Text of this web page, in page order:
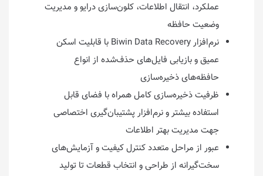
عملکرد، انتقال اطلاعات، کلون‌سازی درایو و مدیریت
وضعیت حافظه
نرم‌افزار Biwin Data Recovery با قابلیت اسکن
عمیق و بازیابی فایل‌های حذف‌شده از انواع
حافظه‌های ذخیره‌سازی
ظرفیت ذخیره‌سازی کامل همراه با فضای قابل
استفاده بیشتر و نرم‌افزار پشتیبان‌گیری اختصاصی
جهت مدیریت بهتر اطلاعات
عبور از مراحل متعدد کنترل کیفیت و آزمایش‌های
سخت‌گیرانه از طراحی و انتخاب قطعات تا تولید